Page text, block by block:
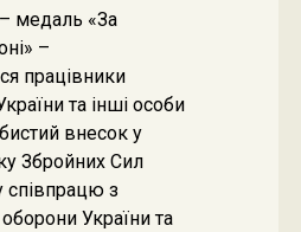
медаль «За
–
працівники
та інші особи
внесок у
Збройних Сил
співпрацю з
України та